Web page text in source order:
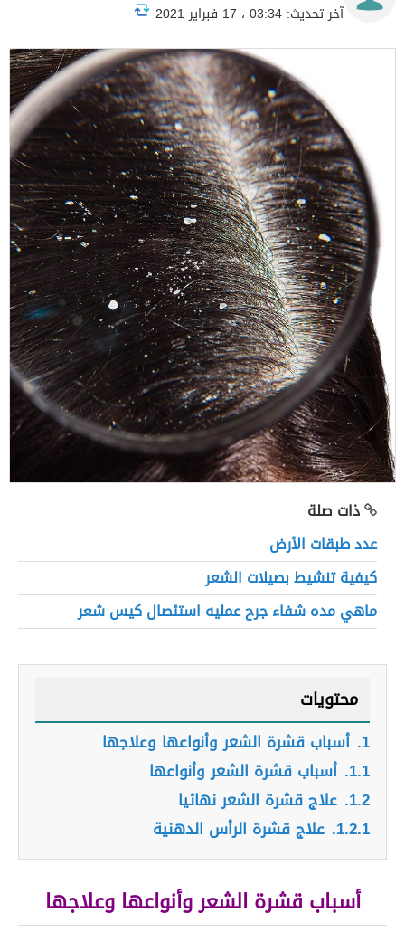
آخر تحديث: 03:34 ، 17 فبراير 2021
ذات صلة
عدد طبقات الأرض
كيفية تنشيط بصيلات الشعر
ماهي مده شفاء جرح عمليه استئصال كيس شعر
محتويات
1. أسباب قشرة الشعر وأنواعها وعلاجها
1.1. أسباب قشرة الشعر وأنواعها
1.2. علاج قشرة الشعر نهائيا
1.2.1. علاج قشرة الرأس الدهنية
أسباب قشرة الشعر وأنواعها وعلاجها